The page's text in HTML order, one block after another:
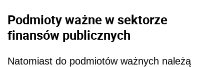
Podmioty ważne w sektorze
finansów publicznych
Natomiast do podmiotów ważnych należą